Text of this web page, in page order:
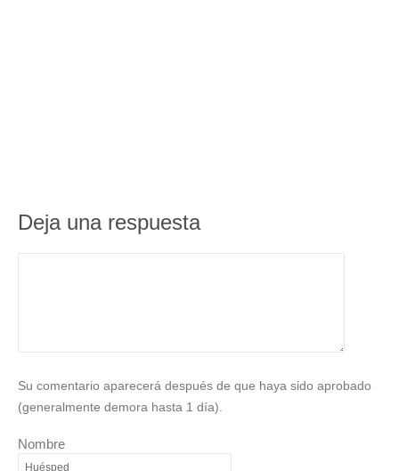
Deja una respuesta
Su comentario aparecerá después de que haya sido aprobado
(generalmente demora hasta 1 día).
Nombre